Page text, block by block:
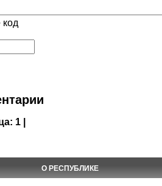
код
1 |
О РЕСПУБЛИКЕ